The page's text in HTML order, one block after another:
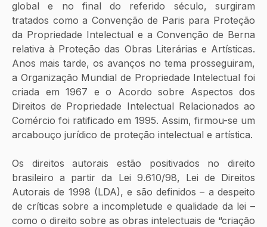
global e no final do referido século, surgiram
tratados como a Convenção de Paris para Proteção
da Propriedade Intelectual e a Convenção de Berna
relativa à Proteção das Obras Literárias e Artísticas.
Anos mais tarde, os avanços no tema prosseguiram,
a Organização Mundial de Propriedade Intelectual foi
criada em 1967 e o Acordo sobre Aspectos dos
Direitos de Propriedade Intelectual Relacionados ao
Comércio foi ratificado em 1995. Assim, firmou-se um
arcabouço jurídico de proteção intelectual e artística.
Os direitos autorais estão positivados no direito
brasileiro a partir da Lei 9.610/98, Lei de Direitos
Autorais de 1998 (LDA), e são definidos – a despeito
de críticas sobre a incompletude e qualidade da lei –
como o direito sobre as obras intelectuais de “criação